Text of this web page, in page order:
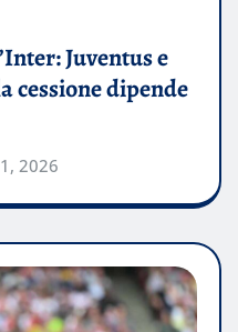
Juventus e
cessione dipende
2026